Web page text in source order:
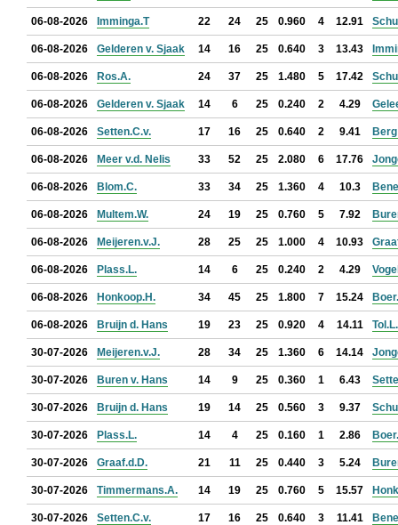
06-08-2026 Imminga.T 22 24 25 0.960 4 12.91
06-08-2026 Gelderen v. Sjaak 14 16 25 0.640 3 13.43
06-08-2026 Ros.A. 24 37 25 1.480 5 17.42
06-08-2026 Gelderen v. Sjaak 14 6 25 0.240 2 4.29
06-08-2026 Setten.C.v. 17 16 25 0.640 2 9.41
06-08-2026 Meer v.d. Nelis 33 52 25 2.080 6 17.76
06-08-2026 Blom.C. 33 34 25 1.360 4 10.3
06-08-2026 Multem.W. 24 19 25 0.760 5 7.92
06-08-2026 Meijeren.v.J. 28 25 25 1.000 4 10.93
06-08-2026 Plass.L. 14 6 25 0.240 2 4.29
06-08-2026 Honkoop.H. 34 45 25 1.800 7 15.24
06-08-2026 Bruijn d. Hans 19 23 25 0.920 4 14.11
30-07-2026 Meijeren.v.J. 28 34 25 1.360 6 14.14
30-07-2026 Buren v. Hans 14 9 25 0.360 1 6.43
30-07-2026 Bruijn d. Hans 19 14 25 0.560 3 9.37
30-07-2026 Plass.L. 14 4 25 0.160 1 2.86
30-07-2026 Graaf.d.D. 21 11 25 0.440 3 5.24
30-07-2026 Timmermans.A. 14 19 25 0.760 5 15.57
30-07-2026 Setten.C.v. 17 16 25 0.640 3 11.41